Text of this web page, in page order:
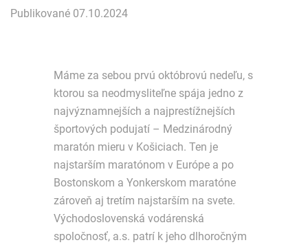
Publikované 07.10.2024
Máme za sebou prvú októbrovú nedeľu, s
ktorou sa neodmysliteľne spája jedno z
najvýznamnejších a najprestížnejších
športových podujatí – Medzinárodný
maratón mieru v Košiciach. Ten je
najstarším maratónom v Európe a po
Bostonskom a Yonkerskom maratóne
zároveň aj tretím najstarším na svete.
Východoslovenská vodárenská
spoločnosť, a.s. patrí k jeho dlhoročným